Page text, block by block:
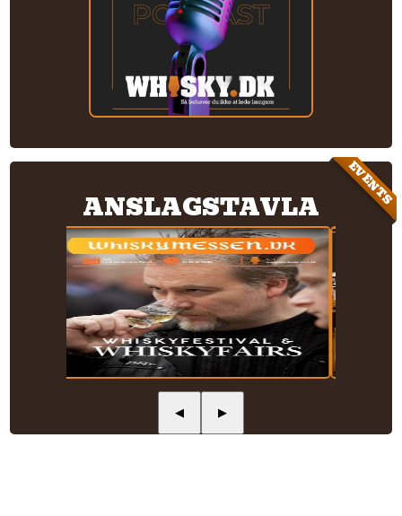
EVENTS
ANSLAGSTAVLA
◀ ▶